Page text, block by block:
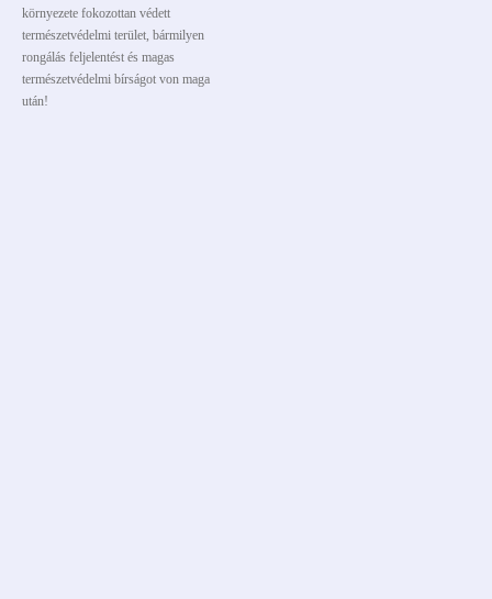
környezete fokozottan védett
természetvédelmi terület, bármilyen
rongálás feljelentést és magas
természetvédelmi bírságot von maga
után!